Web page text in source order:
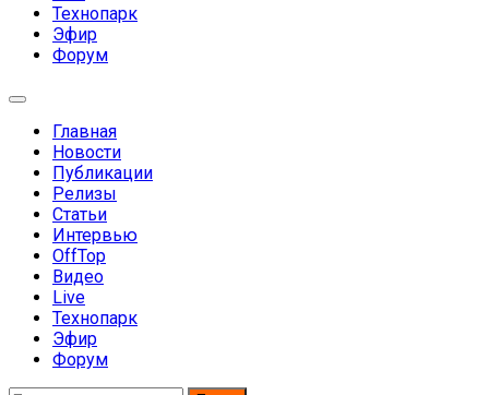
Технопарк
Эфир
Форум
Главная
Новости
Публикации
Релизы
Статьи
Интервью
OffTop
Видео
Live
Технопарк
Эфир
Форум